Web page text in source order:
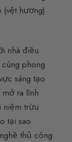
hương)
nhà điều
phong
sáng tạo
ra lĩnh
niệm trừu
tại sao
thủ công